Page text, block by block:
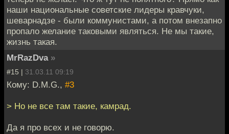
наши национальные советские лидеры кравчуки,
шеварнадзе - были коммунистами, а потом внезапно
пропало желание таковыми являться. Не мы такие,
жизнь такая.
MrRazDva »
#15 | 31.03.11 09:19
Кому: D.M.G., #3
> Но не все там такие, камрад.
Да я про всех и не говорю.